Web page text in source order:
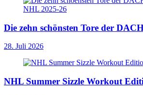
Die zehn schönsten Tore der
28. Juli 2026
NHL Summer Sizzle Workout